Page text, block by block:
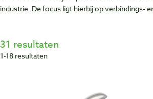
industrie. De focus ligt hierbij op verbindings-
31 resultaten
1-18 resultaten